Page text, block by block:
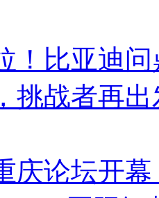
！比亚迪
挑战者再
庆论坛开